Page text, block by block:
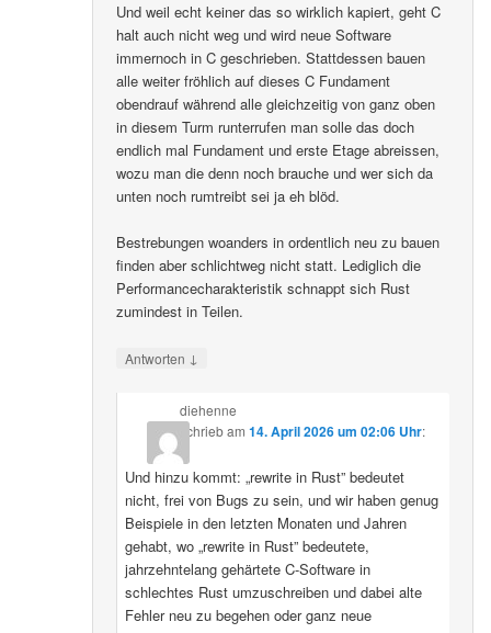
Und weil echt keiner das so wirklich kapiert, geht C
halt auch nicht weg und wird neue Software
immernoch in C geschrieben. Stattdessen bauen
alle weiter fröhlich auf dieses C Fundament
obendrauf während alle gleichzeitig von ganz oben
in diesem Turm runterrufen man solle das doch
endlich mal Fundament und erste Etage abreissen,
wozu man die denn noch brauche und wer sich da
unten noch rumtreibt sei ja eh blöd.
Bestrebungen woanders in ordentlich neu zu bauen
finden aber schlichtweg nicht statt. Lediglich die
Performancecharakteristik schnappt sich Rust
zumindest in Teilen.
Antworten ↓
diehenne
schriebam 14. April 2026 um 02:06 Uhr:
Und hinzu kommt: „rewrite in Rust” bedeutet
nicht, frei von Bugs zu sein, und wir haben genug
Beispiele in den letzten Monaten und Jahren
gehabt, wo „rewrite in Rust” bedeutete,
jahrzehntelang gehärtete C-Software in
schlechtes Rust umzuschreiben und dabei alte
Fehler neu zu begehen oder ganz neue